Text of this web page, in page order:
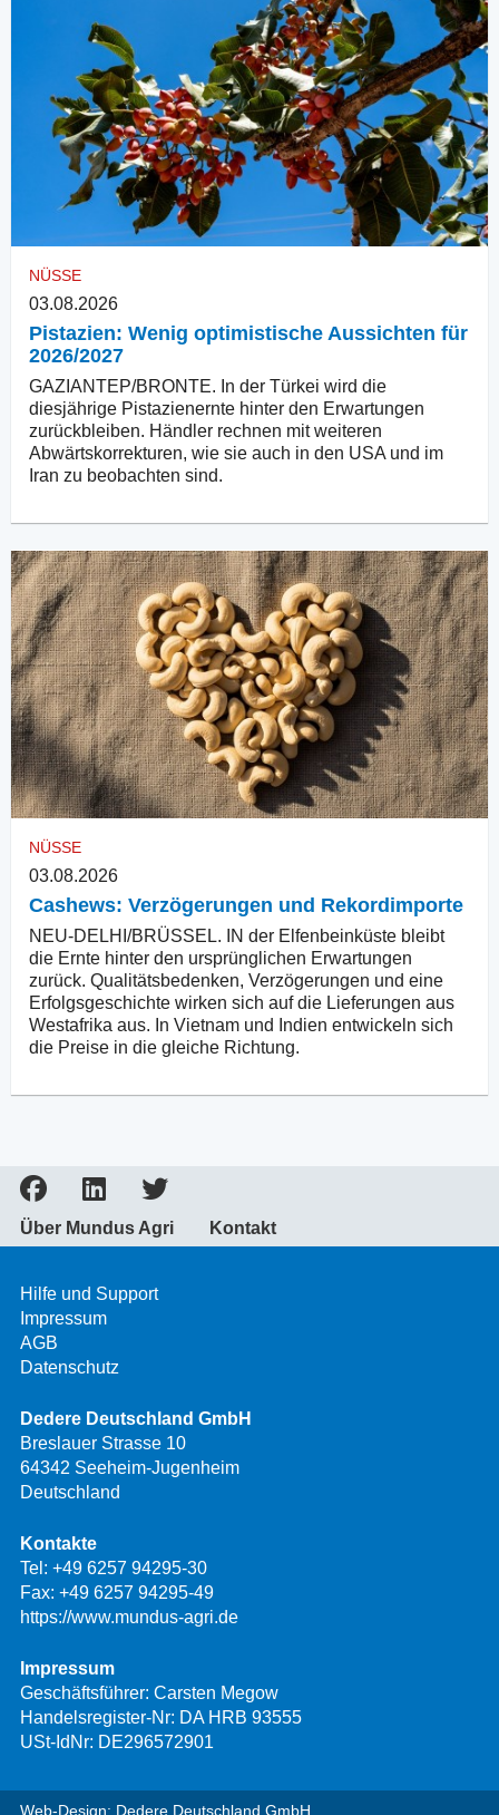
NÜSSE
03.08.2026
Pistazien: Wenig optimistische Aussichten für
2026/2027
GAZIANTEP/BRONTE. In der Türkei wird die
diesjährige Pistazienernte hinter den Erwartungen
zurückbleiben. Händler rechnen mit weiteren
Abwärtskorrekturen, wie sie auch in den USA und im
Iran zu beobachten sind.
NÜSSE
03.08.2026
Cashews: Verzögerungen und Rekordimporte
NEU-DELHI/BRÜSSEL. IN der Elfenbeinküste bleibt
die Ernte hinter den ursprünglichen Erwartungen
zurück. Qualitätsbedenken, Verzögerungen und eine
Erfolgsgeschichte wirken sich auf die Lieferungen aus
Westafrika aus. In Vietnam und Indien entwickeln sich
die Preise in die gleiche Richtung.
Über Mundus Agri Kontakt
Hilfe und Support
Impressum
AGB
Datenschutz
Dedere Deutschland GmbH
Breslauer Strasse 10
64342 Seeheim-Jugenheim
Deutschland
Kontakte
Tel: +49 6257 94295-30
Fax: +49 6257 94295-49
https://www.mundus-agri.de
Impressum
Geschäftsführer: Carsten Megow
Handelsregister-Nr: DA HRB 93555
USt-IdNr: DE296572901
Web-Design: Dedere Deutschland GmbH